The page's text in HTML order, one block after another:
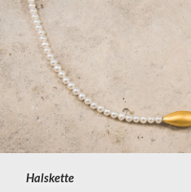
Halskette